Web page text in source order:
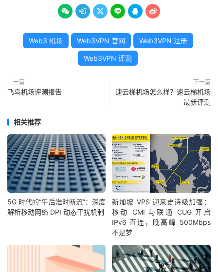
     
Web3 机场 Web3VPN 官网 Web3VPN 注册
Web3VPN 评测
上一篇
飞鸟机场评测报告
下一篇
速云梯机场怎么样？速云梯机场
最新评测
相关推荐
5G 时代的“午后准时断流”：深度
解析移动网络 DPI 动态干扰机制
新加坡 VPS 迎来史诗级加强：
移动 CMI 与联通 CUG 开启
IPv6 直连，晚高峰 500Mbps
不是梦